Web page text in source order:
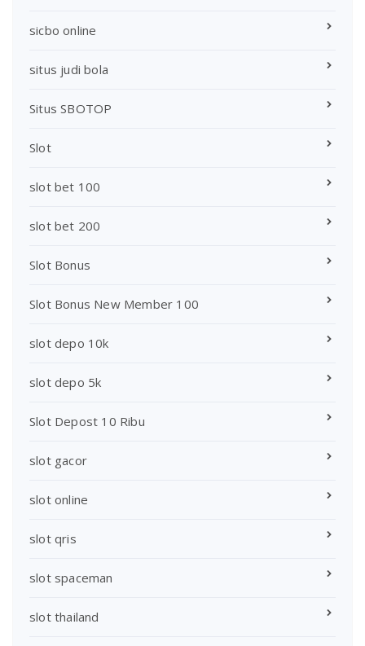
sicbo online
situs judi bola
Situs SBOTOP
Slot
slot bet 100
slot bet 200
Slot Bonus
Slot Bonus New Member 100
slot depo 10k
slot depo 5k
Slot Depost 10 Ribu
slot gacor
slot online
slot qris
slot spaceman
slot thailand